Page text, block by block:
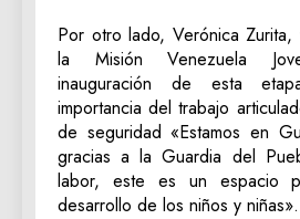
‎Por otro lado, Verónica
la Misión Venezuela
inauguración de esta
importancia del trabajo
de seguridad «Estamos en
gracias a la Guardia del
labor, este es un espacio
desarrollo de los niños y niñas».